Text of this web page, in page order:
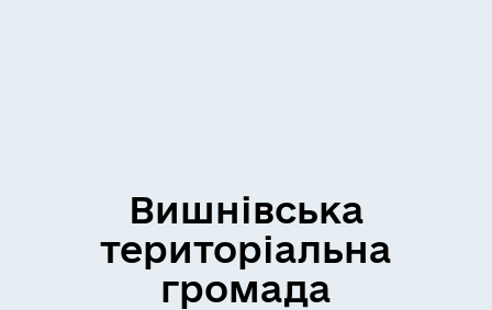
Вишнівська
територіальна
громада